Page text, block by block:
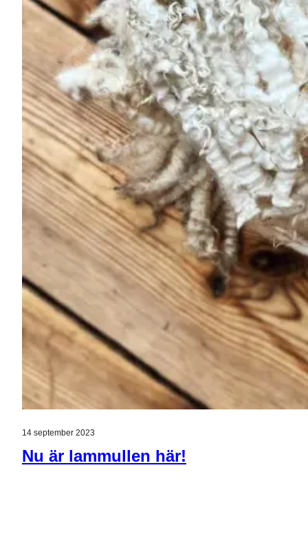
14 september 2023
Nu är lammullen här!